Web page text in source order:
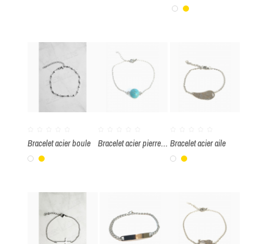
Blanc
Or
Bracelet acier boule
Blanc
Or
Bracelet acier pierre turquoise Bracelet acier aile
Blanc
Or